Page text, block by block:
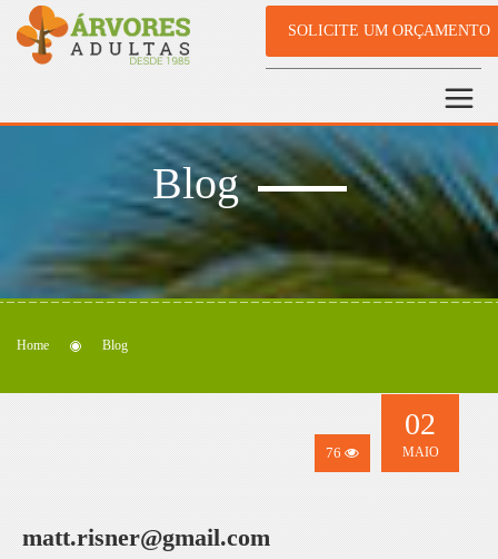
SOLICITE UM ORÇAMENTO
Blog
Home Blog
76
02
MAIO
matt.risner@gmail.com